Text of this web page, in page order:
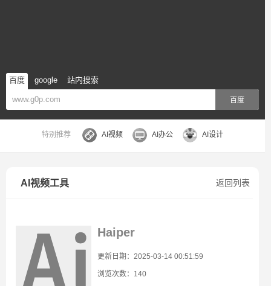
百度 google 站内搜索
百度
特别推荐 AI视频 AI办公 AI设计
返回列表
AI视频工具
Haiper
更新日期：2025-03-14 00:51:59
浏览次数：140